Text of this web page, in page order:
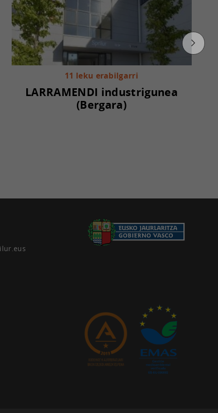
11 leku erabilgarri
LARRAMENDI industrigunea
(Bergara)